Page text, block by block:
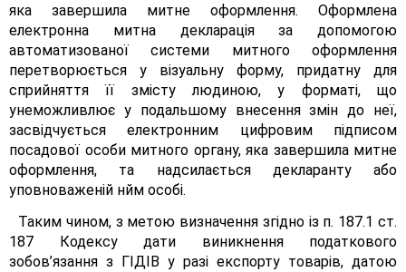
яка завершила митне оформлення. Оформлена
електронна митна декларація за допомогою
автоматизованої системи митного оформлення
перетворюється у візуальну форму, придатну для
сприйняття її змісту людиною, у форматі, що
унеможливлює у подальшому внесення змін до неї,
засвідчується електронним цифровим підписом
посадової особи митного органу, яка завершила митне
оформлення, та надсилається декларанту або
уповноваженій нйм особі.
Таким чином, з метою визначення згідно із п. 187.1 ст.
187 Кодексу дати виникнення податкового
зобов’язання з ГІДІВ у разі експорту товарів, датою